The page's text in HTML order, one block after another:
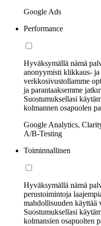
Google Ads
Performance
Hyväksymällä nämä
anonyymisti klikkaus- ja
verkkosivustollamme
ja parantaaksemme
Suostumuksellasi
kolmannen osapuolen
Google Analytics,
A/B-Testing
Toiminnallinen
Hyväksymällä nämä
perustoimintoja
mahdollisuuden käyttää
Suostumuksellasi
kolmansien osapuolten